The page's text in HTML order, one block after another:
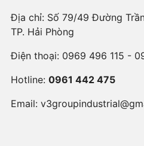
Địa chỉ: Số 79/49 Đường
TP. Hải Phòng
Điện thoại: 0969 496 115 -
Hotline: 0961 442 475
Email: